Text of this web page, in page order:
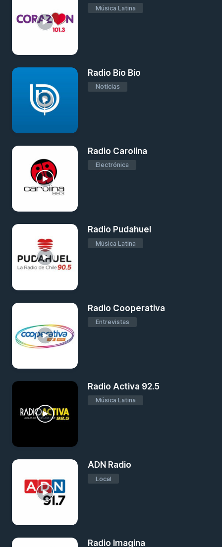
Música Latina
Radio Bío Bío
Noticias
Radio Carolina
Electrónica
Radio Pudahuel
Música Latina
Radio Cooperativa
Entrevistas
Radio Activa 92.5
Música Latina
ADN Radio
Local
Radio Imagina